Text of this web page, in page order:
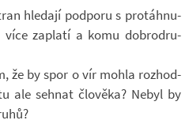
hle­dají pod­poru s pro­táh­nu­
za­platí a komu dob­ro­dru­
že by spor o vír mohla roz­hod­
ale se­hnat člo­věka? Nebyl by